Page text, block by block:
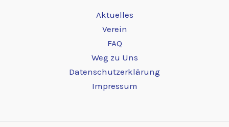
Aktuelles
Verein
FAQ
Weg zu Uns
Datenschutzerklärung
Impressum